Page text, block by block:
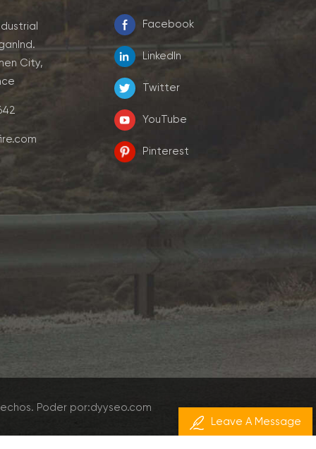
City,
Facebook
LinkedIn
Twitter
YouTube
Pinterest
Poder por:dyyseo.com
Leave A Message